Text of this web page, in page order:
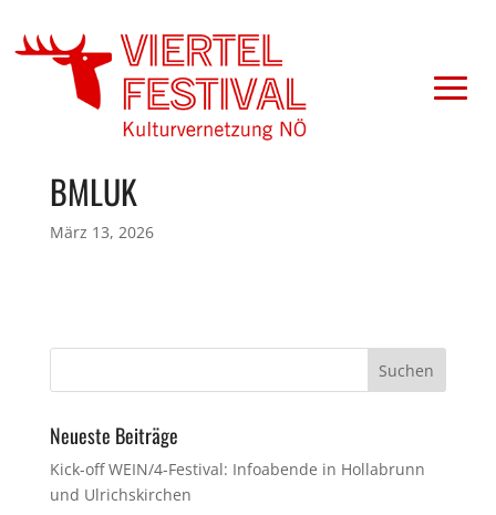
BMLUK
März 13, 2026
Neueste Beiträge
Kick-off WEIN/4-Festival: Infoabende in Hollabrunn
und Ulrichskirchen